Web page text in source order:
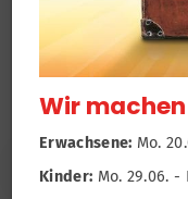
Wir
Erwachsene: Mo.
Kinder: Mo. 29.06. -